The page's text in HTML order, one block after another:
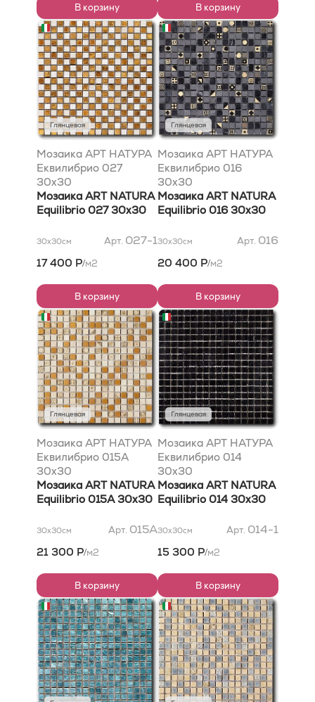
В корзину В корзину
Глянцевая
Мозаика АРТ НАТУРА
Еквилибрио 027
30x30
Мозаика ART NATURA
Equilibrio 027 30x30
30x30см Арт. 027-1
17 400 Р/м2
В корзину
Глянцевая
Мозаика АРТ НАТУРА
Еквилибрио 016
30x30
Мозаика ART NATURA
Equilibrio 016 30x30
30x30см Арт. 016
20 400 Р/м2
В корзину
Глянцевая
Мозаика АРТ НАТУРА
Еквилибрио 015A
30x30
Мозаика ART NATURA
Equilibrio 015A 30x30
30x30см Арт. 015A
21 300 Р/м2
В корзину
Глянцевая
Мозаика АРТ НАТУРА
Еквилибрио 014
30x30
Мозаика ART NATURA
Equilibrio 014 30x30
30x30см Арт. 014-1
15 300 Р/м2
В корзину